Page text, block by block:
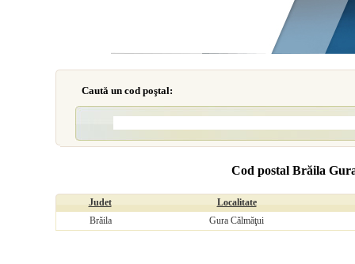
Caută un cod poştal:
Cod postal Brăila
Judet
Localitate
Brăila
Gura Călmăţui